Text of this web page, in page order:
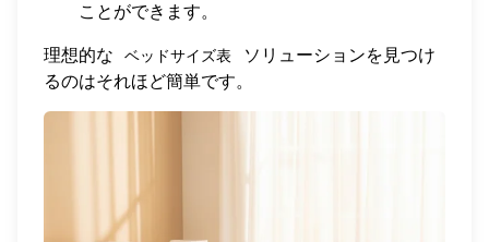
ことができます。
理想的な
ベッドサイズ表
ソリューションを見つけ
るのはそれほど簡単です。